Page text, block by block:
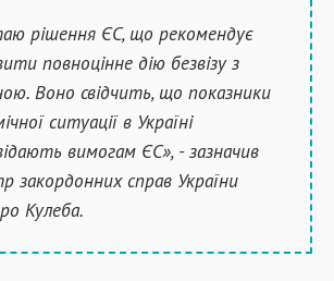
рішення ЄС, що рекомендує
повноцінне дію безвізу з
Воно свідчить, що показники
ситуації в Україні
вимогам ЄС», - зазначив
закордонних справ України
Кулеба.